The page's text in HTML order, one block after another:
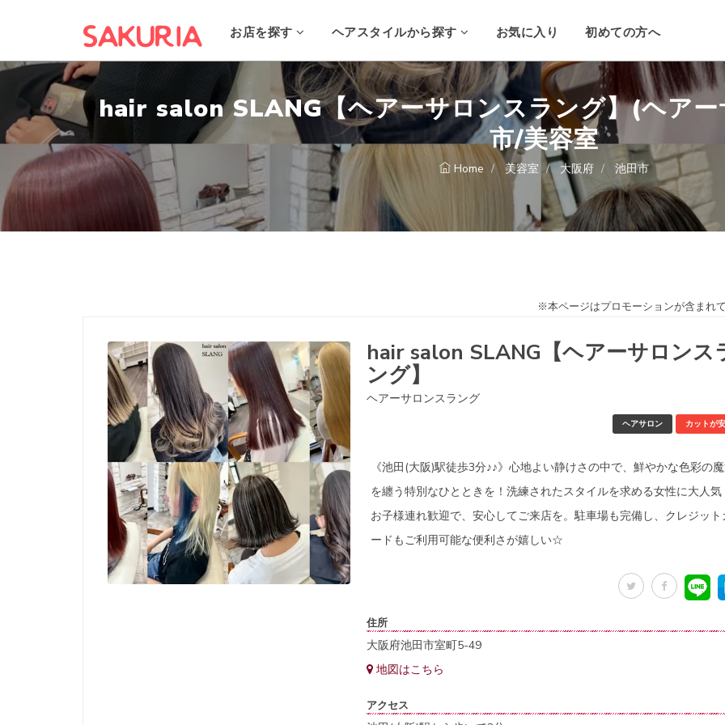
お店を探す ヘアスタイルから探す お気に入り 初めての方へ
hair salon SLANG【ヘアーサロンスラング】(ヘア
市/美容室
Home 美容室 大阪府 池田市
※本ページはプロモーションが含まれて
hair salon SLANG【ヘアーサロンス
ング】
ヘアーサロンスラング
ヘアサロン カットが
《池田(大阪)駅徒歩3分♪♪》心地よい静けさの中で、鮮やかな色彩の
を纏う特別なひとときを！洗練されたスタイルを求める女性に大人気
お子様連れ歓迎で、安心してご来店を。駐車場も完備し、クレジット
ードもご利用可能な便利さが嬉しい☆
住所
大阪府池田市室町5-49
地図はこちら
アクセス